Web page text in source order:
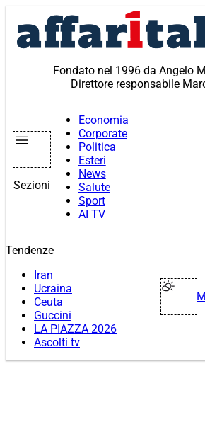
contenuto
Fondato nel 1996 da Angelo
Direttore responsabile
Sezioni
Economia
Corporate
Politica
Esteri
News
Salute
Sport
AI TV
Tendenze
Iran
Ucraina
Ceuta
Guccini
LA PIAZZA 2026
Ascolti tv